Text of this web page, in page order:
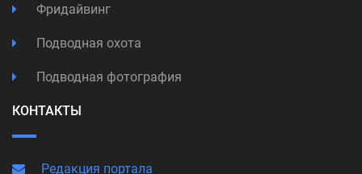
Фридайвинг
Подводная охота
Подводная фотография
КОНТАКТЫ
Редакция портала